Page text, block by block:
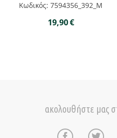
Κωδικός: 7594356_392_M
19,90€
ακολουθήστε μας